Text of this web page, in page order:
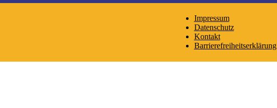
Impressum
Datenschutz
Kontakt
Barrierefreiheitserklärung